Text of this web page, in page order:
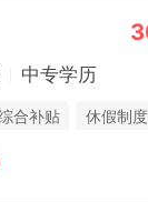
中专学历
合补贴 休假制度